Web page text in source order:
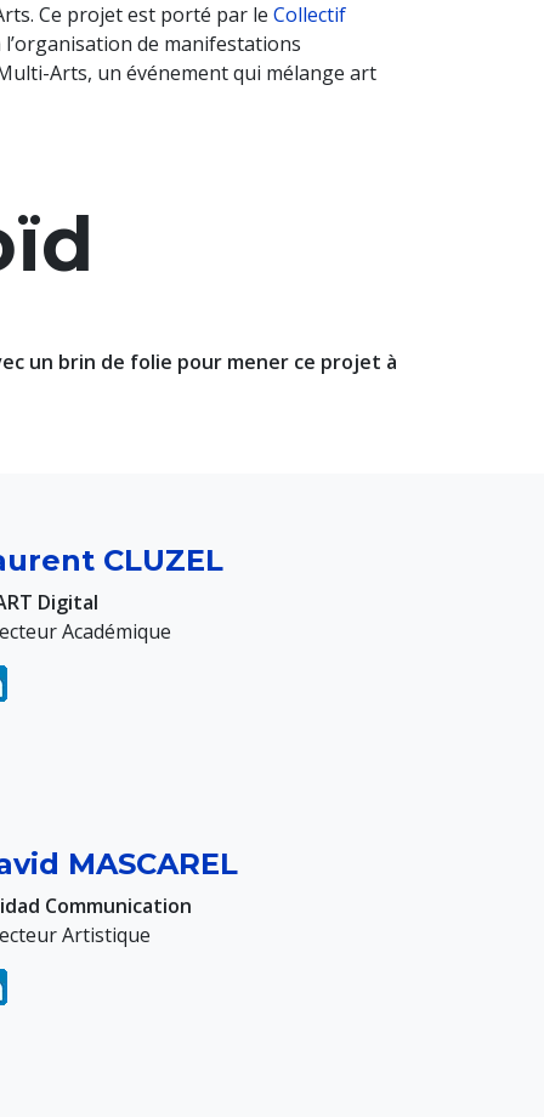
Ce projet est porté par le Collectif
de manifestations
Arts, un événement qui mélange art
un brin de folie pour mener ce projet à
CLUZEL
Digital
Académique
MASCAREL
Communication
Artistique